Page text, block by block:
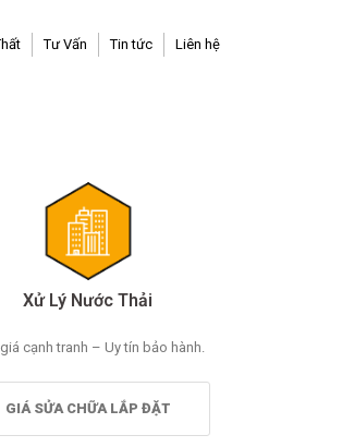
Tư Vấn Tin tức Liên hệ
Xử Lý Nước Thải
cạnh tranh – Uy tín bảo hành.
GIÁ SỬA CHỮA LẮP ĐẶT